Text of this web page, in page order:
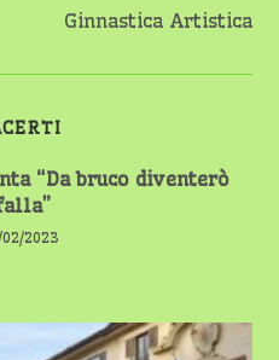
Ginnastica Artistica
“Da bruco diventerò
2023